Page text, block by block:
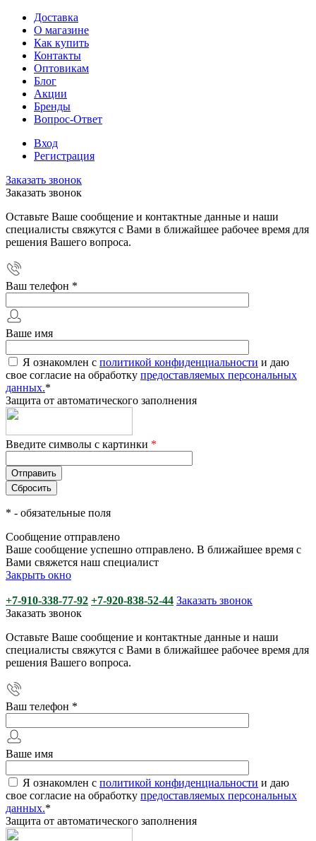
Доставка
О магазине
Как купить
Контакты
Оптовикам
Блог
Акции
Бренды
Вопрос-Ответ
Вход
Регистрация
Заказать звонок
Заказать звонок
Оставьте Ваше сообщение и контактные данные и наши
специалисты свяжутся с Вами в ближайшее рабочее время для
решения Вашего вопроса.
Ваш телефон *
Ваше имя
Я ознакомлен с политикой конфиденциальности и даю
свое согласие на обработку предоставляемых персональных
данных.*
Защита от автоматического заполнения
Введите символы с картинки *
* - обязательные поля
Сообщение отправлено
Ваше сообщение успешно отправлено. В ближайшее время с
Вами свяжется наш специалист
Закрыть окно
+7-910-338-77-92 +7-920-838-52-44 Заказать звонок
Заказать звонок
Оставьте Ваше сообщение и контактные данные и наши
специалисты свяжутся с Вами в ближайшее рабочее время для
решения Вашего вопроса.
Ваш телефон *
Ваше имя
Я ознакомлен с политикой конфиденциальности и даю
свое согласие на обработку предоставляемых персональных
данных.*
Защита от автоматического заполнения